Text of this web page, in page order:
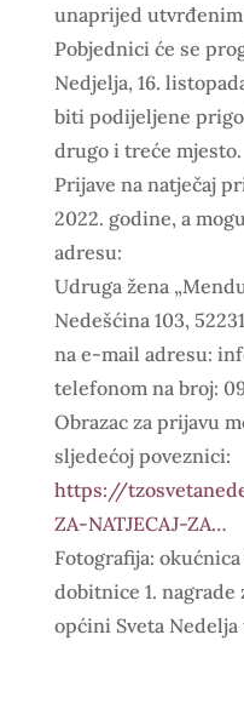
unaprijed
Pobjednici će se
Nedjelja, 16.
biti podijeljene
drugo i treće mjesto.
Prijave na natječaj
2022. godine, a
adresu:
Udruga žena
Nedešćina 103,
na e-mail adresu:
telefonom na broj:
Obrazac za prijavu
sljedećoj poveznici:
https://
ZA-NATJECAJ-ZA…
Fotografija:
dobitnice 1.
općini Sveta Nedelja